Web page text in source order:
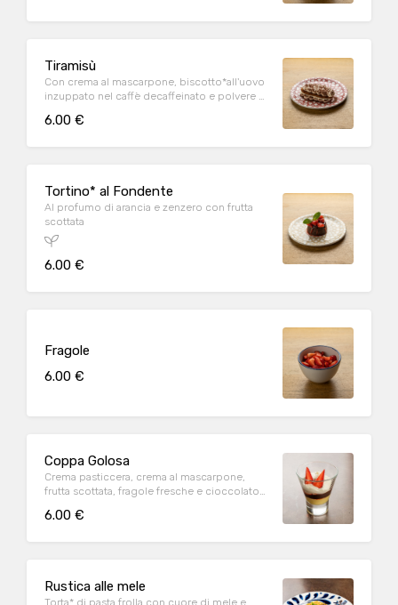
Tiramisù
Con crema al mascarpone, biscotto*all'uovo
inzuppato nel caffè decaffeinato e polvere di
6.00 €
Tortino* al Fondente
Al profumo di arancia e zenzero con frutta
scottata
6.00 €
Fragole
6.00 €
Coppa Golosa
Crema pasticcera, crema al mascarpone,
frutta scottata, fragole fresche e cioccolato
6.00 €
Rustica alle mele
Torta* di pasta frolla con cuore di mele e